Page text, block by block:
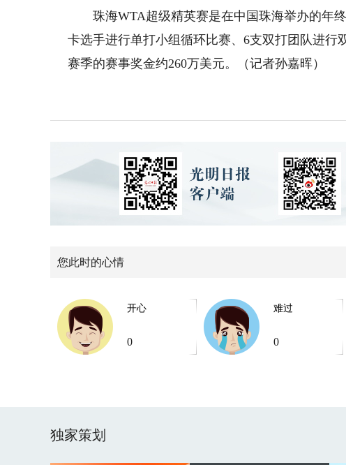
珠海WTA超级精英赛是在中国珠海举办的年终
卡选手进行单打小组循环比赛、6支双打团队进行
赛季的赛事奖金约260万美元。（记者孙嘉晖）
您此时的心情
开心
0
难过
0
独家策划